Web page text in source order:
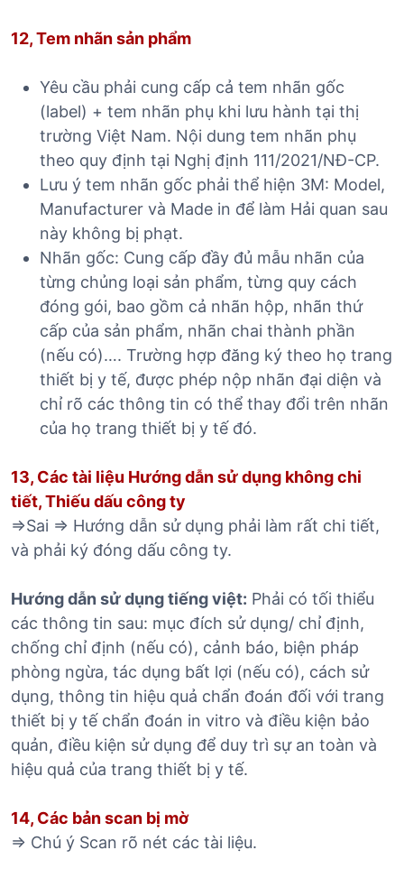
12, Tem nhãn sản phẩm
Yêu cầu phải cung cấp cả tem nhãn gốc
(label) + tem nhãn phụ khi lưu hành tại thị
trường Việt Nam. Nội dung tem nhãn phụ
theo quy định tại Nghị định 111/2021/NĐ-CP.
Lưu ý tem nhãn gốc phải thể hiện 3M: Model,
Manufacturer và Made in để làm Hải quan sau
này không bị phạt.
Nhãn gốc: Cung cấp đầy đủ mẫu nhãn của
từng chủng loại sản phẩm, từng quy cách
đóng gói, bao gồm cả nhãn hộp, nhãn thứ
cấp của sản phẩm, nhãn chai thành phần
(nếu có)…. Trường hợp đăng ký theo họ trang
thiết bị y tế, được phép nộp nhãn đại diện và
chỉ rõ các thông tin có thể thay đổi trên nhãn
của họ trang thiết bị y tế đó.
13, Các tài liệu Hướng dẫn sử dụng không chi
tiết, Thiếu dấu công ty
=>Sai => Hướng dẫn sử dụng phải làm rất chi tiết,
và phải ký đóng dấu công ty.
Hướng dẫn sử dụng tiếng việt: Phải có tối thiểu
các thông tin sau: mục đích sử dụng/ chỉ định,
chống chỉ định (nếu có), cảnh báo, biện pháp
phòng ngừa, tác dụng bất lợi (nếu có), cách sử
dụng, thông tin hiệu quả chẩn đoán đối với trang
thiết bị y tế chẩn đoán in vitro và điều kiện bảo
quản, điều kiện sử dụng để duy trì sự an toàn và
hiệu quả của trang thiết bị y tế.
14, Các bản scan bị mờ
=> Chú ý Scan rõ nét các tài liệu.